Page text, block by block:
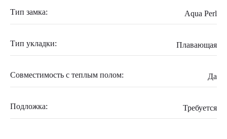
Тип замка: Aqua Perl
Тип укладки: Плавающая
Совместимость с теплым полом: Да
Подложка: Требуется